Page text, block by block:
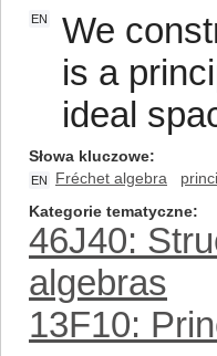
EN
We
is a
ideal
Słowa kluczowe
EN Fréchet algebra
Kategorie tematyczne
46J40:
algebras
13F10: